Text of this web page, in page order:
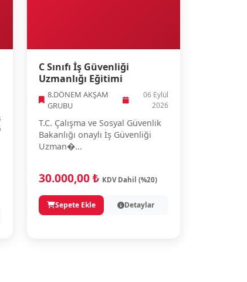
C Sınıfı İş Güvenliği
Uzmanlığı Eğitimi
8.DÖNEM AKŞAM
GRUBU
06 Eylül
2026
T.C. Çalışma ve Sosyal Güvenlik
Bakanlığı onaylı İş Güvenliği
Uzman�...
30.000,00 ₺ KDV Dahil (%20)
Sepete Ekle Detaylar